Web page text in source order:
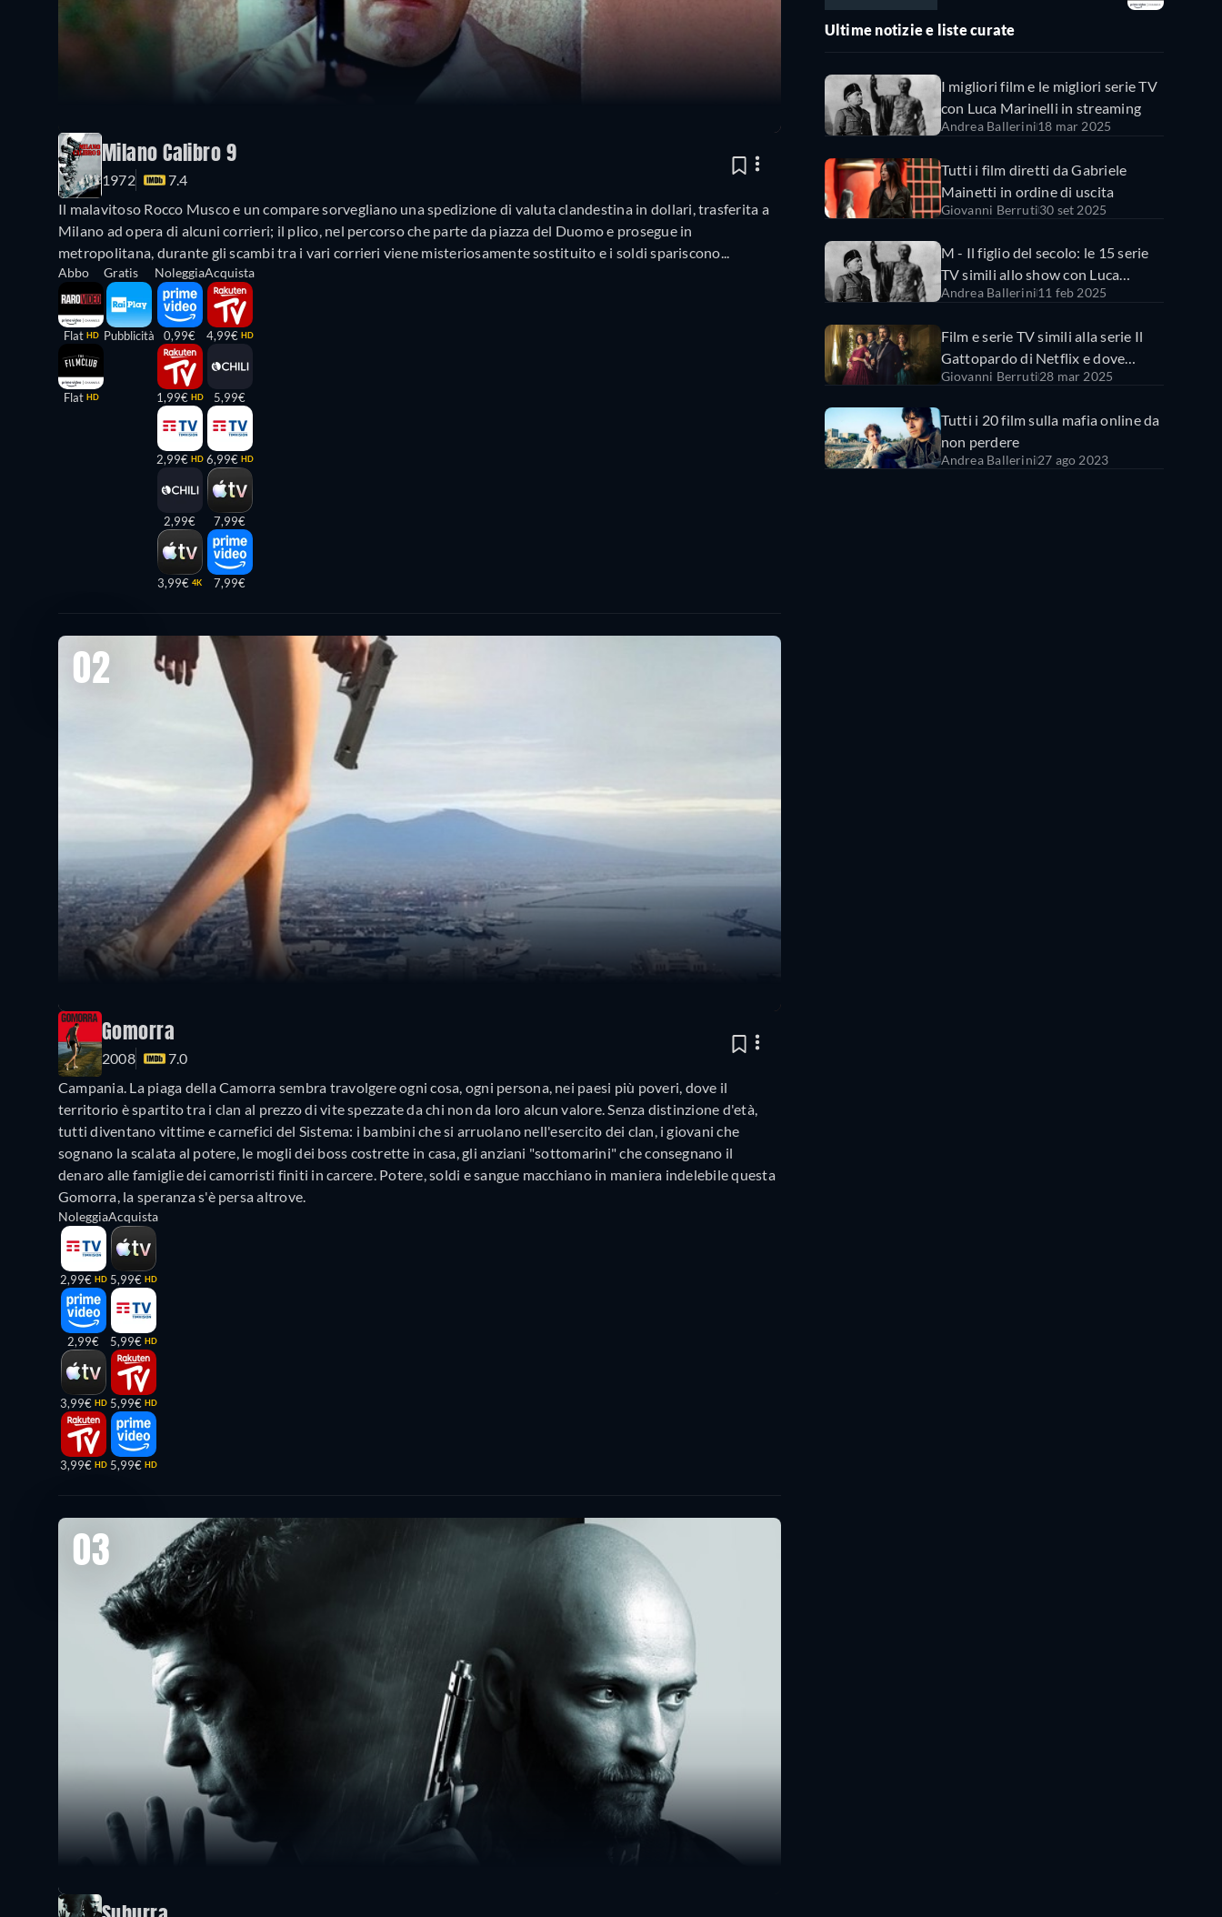
Milano Calibro 9
1972
7.4
Il malavitoso Rocco Musco e un compare sorvegliano una spedizione di valuta clandestina in dollari, trasferita a
Milano ad opera di alcuni corrieri; il plico, nel percorso che parte da piazza del Duomo e prosegue in
metropolitana, durante gli scambi tra i vari corrieri viene misteriosamente sostituito e i soldi spariscono...
Abbo
Flat HD
Flat HD
Gratis
Pubblicità
Noleggia
0,99€
1,99€ HD
2,99€ HD
2,99€
3,99€ 4K
Acquista
4,99€ HD
5,99€
6,99€ HD
7,99€
7,99€
02
Gomorra
2008
7.0
Campania. La piaga della Camorra sembra travolgere ogni cosa, ogni persona, nei paesi più poveri, dove il
territorio è spartito tra i clan al prezzo di vite spezzate da chi non da loro alcun valore. Senza distinzione d'età,
tutti diventano vittime e carnefici del Sistema: i bambini che si arruolano nell'esercito dei clan, i giovani che
sognano la scalata al potere, le mogli dei boss costrette in casa, gli anziani "sottomarini" che consegnano il
denaro alle famiglie dei camorristi finiti in carcere. Potere, soldi e sangue macchiano in maniera indelebile questa
Gomorra, la speranza s'è persa altrove.
Noleggia
2,99€ HD
2,99€
3,99€ HD
3,99€ HD
Acquista
5,99€ HD
5,99€ HD
5,99€ HD
5,99€ HD
03
Ultime notizie e liste curate
I migliori film e le migliori serie TV
con Luca Marinelli in streaming
Andrea Ballerini18 mar 2025
Tutti i film diretti da Gabriele
Mainetti in ordine di uscita
Giovanni Berruti30 set 2025
M - Il figlio del secolo: le 15 serie
TV simili allo show con Luca
Marinelli da vedere in streaming
Andrea Ballerini11 feb 2025
Film e serie TV simili alla serie Il
Gattopardo di Netflix e dove
vederli
Giovanni Berruti28 mar 2025
Tutti i 20 film sulla mafia online da
non perdere
Andrea Ballerini27 ago 2023